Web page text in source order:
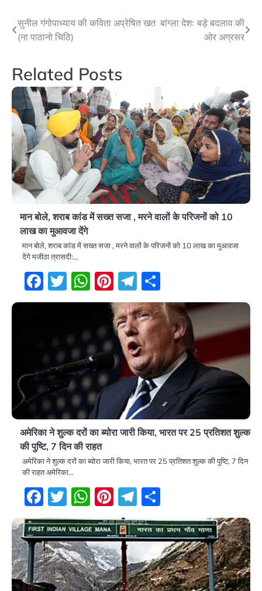
Post
navigation
सुनील गंगोपाध्याय की कविता अप्रेषित खत
(ना पाठानो चिठि)
बांग्ला देशः बड़े बदलाव की
ओर अग्रसर
Related Posts
मान बोले, शराब कांड में सख्त सजा , मरने वालों के परिजनों को 10
लाख का मुआवजा देंगे
मान बोले, शराब कांड में सख्त सजा , मरने वालों के परिजनों को 10 लाख का मुआवजा
देंगे मजीठा त्रासदी:…
Facebook
Twitter
WhatsApp
Pinterest
Telegram
अमेरिका ने शुल्क दरों का ब्योरा जारी किया, भारत पर 25 प्रतिशत शुल्क
की पुष्टि, 7 दिन की राहत
अमेरिका ने शुल्क दरों का ब्योरा जारी किया, भारत पर 25 प्रतिशत शुल्क की पुष्टि, 7 दिन
की राहत अमेरिका…
Facebook
Twitter
WhatsApp
Pinterest
Telegram